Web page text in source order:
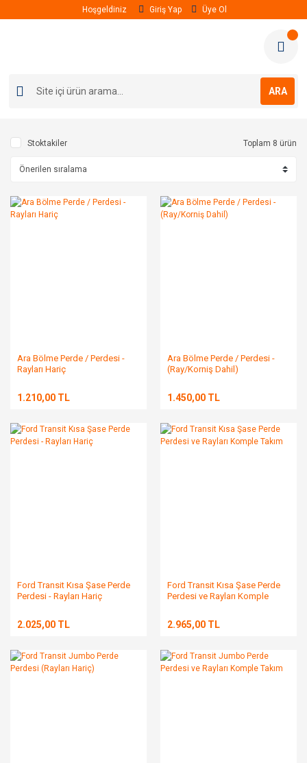
Hoşgeldiniz Giriş Yap Üye Ol
ARA
Stoktakiler Toplam 8 ürün
Ara Bölme Perde / Perdesi -
Rayları Hariç
1.210,00 TL
Ara Bölme Perde / Perdesi -
(Ray/Korniş Dahil)
1.450,00 TL
Ford Transit Kısa Şase Perde
Perdesi - Rayları Hariç
2.025,00 TL
Ford Transit Kısa Şase Perde
Perdesi ve Rayları Komple
2.965,00 TL